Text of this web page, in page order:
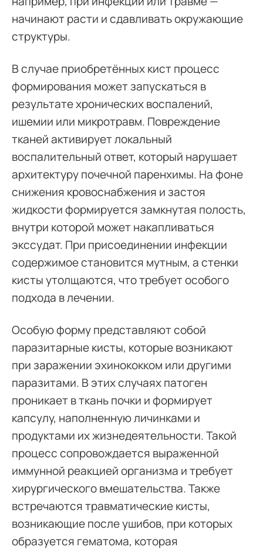
начинают расти и сдавливать окружающие
структуры.
В случае приобретённых кист процесс
формирования может запускаться в
результате хронических воспалений,
ишемии или микротравм. Повреждение
тканей активирует локальный
воспалительный ответ, который нарушает
архитектуру почечной паренхимы. На фоне
снижения кровоснабжения и застоя
жидкости формируется замкнутая полость,
внутри которой может накапливаться
экссудат. При присоединении инфекции
содержимое становится мутным, а стенки
кисты утолщаются, что требует особого
подхода в лечении.
Особую форму представляют собой
паразитарные кисты, которые возникают
при заражении эхинококком или другими
паразитами. В этих случаях патоген
проникает в ткань почки и формирует
капсулу, наполненную личинками и
продуктами их жизнедеятельности. Такой
процесс сопровождается выраженной
иммунной реакцией организма и требует
хирургического вмешательства. Также
встречаются травматические кисты,
возникающие после ушибов, при которых
образуется гематома, которая